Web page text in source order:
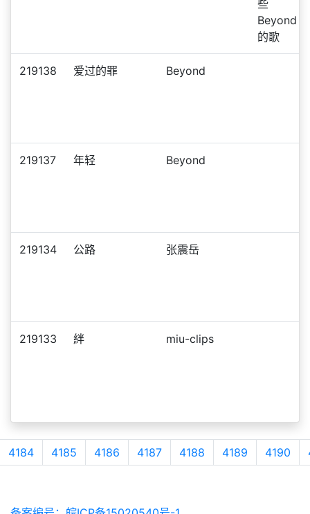
些
Beyond
的歌
219138 爱过的罪 Beyond
219137 年轻 Beyond
219134 公路 张震岳
219133 絆 miu-clips
4184 4185 4186 4187 4188 4189 4190